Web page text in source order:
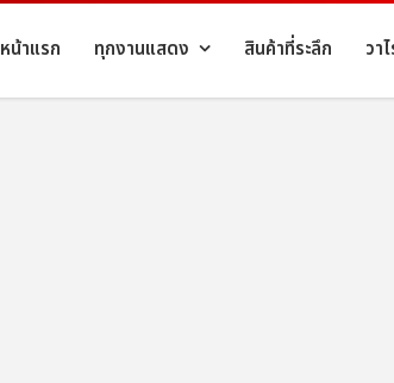
หน้าแรก ทุกงานแสดง สินค้าที่ระลึก วา